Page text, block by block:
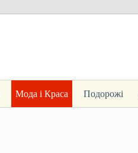
Мода і Краса Подорожі